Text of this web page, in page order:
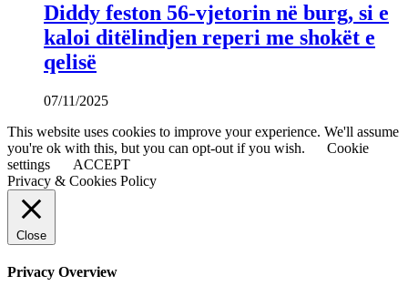
Diddy feston 56-vjetorin në burg, si e
kaloi ditëlindjen reperi me shokët e
qelisë
07/11/2025
This website uses cookies to improve your experience. We'll assume
you're ok with this, but you can opt-out if you wish.
Cookie
settings
ACCEPT
Privacy & Cookies Policy
Close
Privacy Overview